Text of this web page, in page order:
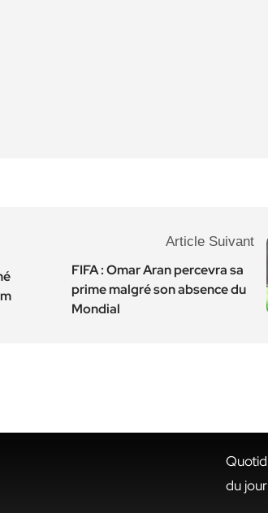
Article Suivant
FIFA : Omar Aran percevra sa
prime malgré son absence du
Mondial
du